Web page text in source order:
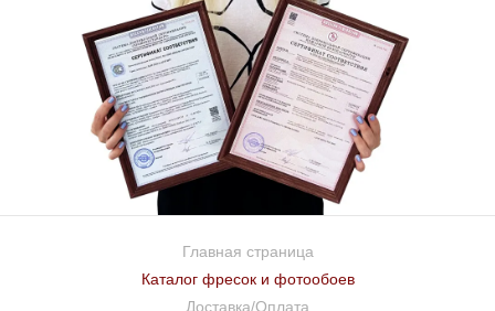
Главная страница
Каталог фресок и фотообоев
Доставка/Оплата